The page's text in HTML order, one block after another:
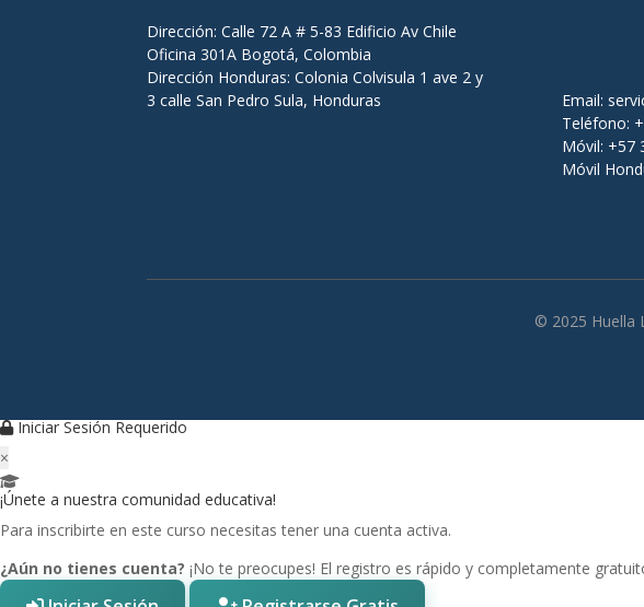
Dirección: Calle 72 A # 5-83 Edificio Av Chile
Oficina 301A Bogotá, Colombia
Dirección Honduras: Colonia Colvisula 1 ave 2 y
3 calle San Pedro Sula, Honduras
Email:
Teléfono:
Móvil: +57
Móvil
© 2025 Huella
Iniciar Sesión Requerido
×
¡Únete a nuestra comunidad educativa!
Para inscribirte en este curso necesitas tener una cuenta activa.
¿Aún no tienes cuenta? ¡No te preocupes! El registro es rápido y completamente